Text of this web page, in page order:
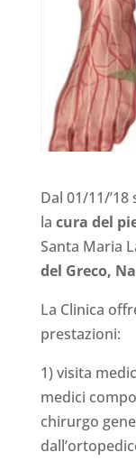
Dal 01/11/
la cura del
Santa Maria
del Greco,
La Clinica
prestazioni:
1) visita
medici
chirurgo